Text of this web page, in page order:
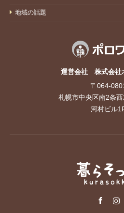
地域の話題
運営会社 株式会社
〒064-
札幌市中央区南2条
河村ビル